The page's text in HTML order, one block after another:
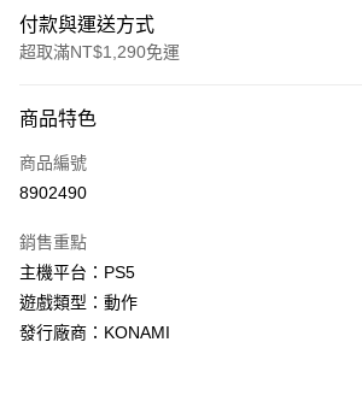
付款與運送方式
超取滿NT$1,290免運
信用卡一次付款
超商取貨付款
Apple Pay
街口支付
商品特色
商品編號
8902490
銷售重點
主機平台：PS5
遊戲類型：動作
發行廠商：KONAMI